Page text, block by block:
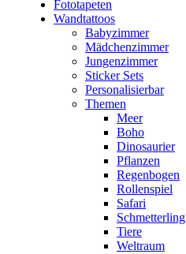
Fototapeten
Wandtattoos
Babyzimmer
Mädchenzimmer
Jungenzimmer
Sticker Sets
Personalisierbar
Themen
Meer
Boho
Dinosaurier
Pflanzen
Regenbogen
Rollenspiel
Safari
Schmetterling
Tiere
Weltraum